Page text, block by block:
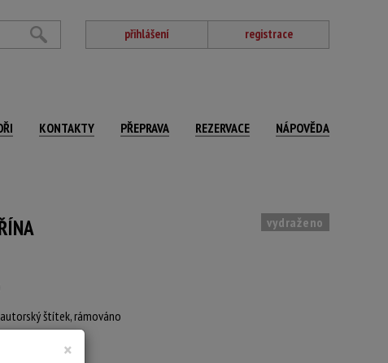
přihlášení registrace
KONTAKTY PŘEPRAVA REZERVACE NÁPOVĚDA
vydraženo
štítek, rámováno
×